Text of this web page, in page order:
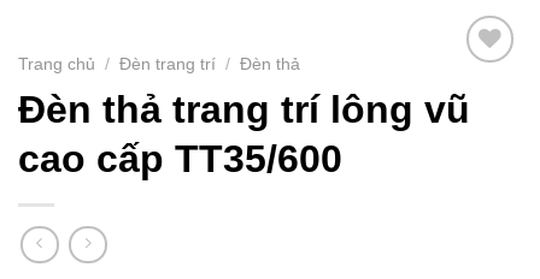
Wishlist
Trang chủ / Đèn trang trí / Đèn thả
Đèn thả trang trí lông vũ
cao cấp TT35/600